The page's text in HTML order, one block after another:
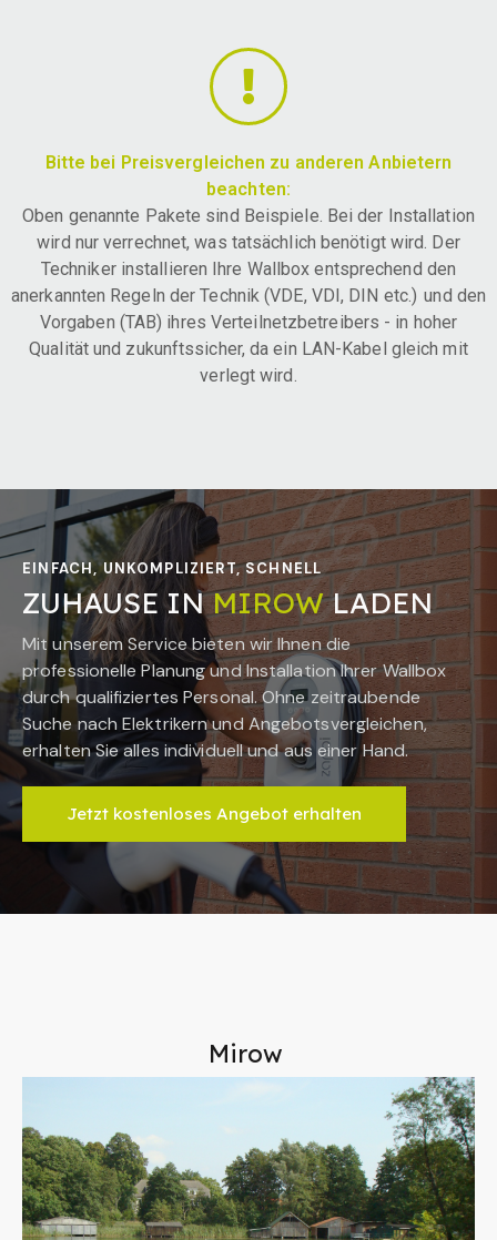
Bitte bei Preisvergleichen zu anderen Anbietern
beachten:
Oben genannte Pakete sind Beispiele. Bei der Installation
wird nur verrechnet, was tatsächlich benötigt wird. Der
Techniker installieren Ihre Wallbox entsprechend den
anerkannten Regeln der Technik (VDE, VDI, DIN etc.) und den
Vorgaben (TAB) ihres Verteilnetzbetreibers - in hoher
Qualität und zukunftssicher, da ein LAN-Kabel gleich mit
verlegt wird.
EINFACH, UNKOMPLIZIERT, SCHNELL
ZUHAUSE INMIROWLADEN
Mit unserem Service bieten wir Ihnen die
professionelle Planung und Installation Ihrer Wallbox
durch qualifiziertes Personal. Ohne zeitraubende
Suche nach Elektrikern und Angebotsvergleichen,
erhalten Sie alles individuell und aus einer Hand.
Jetzt kostenloses Angebot erhalten
Mirow